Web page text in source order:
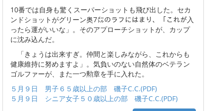
10番では自身も驚くスーパーショットも飛び出した。セカ
ンドショットがグリーン奥7㍍のラフにはまり、「これが入
ったら運がいいな」。そのアプローチショットが、カップ
に沈み込んだ。
「きょうは出来すぎ。仲間と楽しみながら、これからも
健康維持に努めますよ」。気負いのない自然体のベテラン
ゴルファーが、また一つ勲章を手に入れた。
５月９日 男子６５歳以上の部 磯子C.C.(PDF)
５月９日 シニア女子５０歳以上の部 磯子C.C.(PDF)